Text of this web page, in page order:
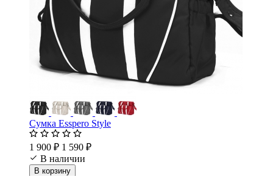
Сумка Esspero Style
1 900 ₽ 1 590 ₽
В наличии
В корзину